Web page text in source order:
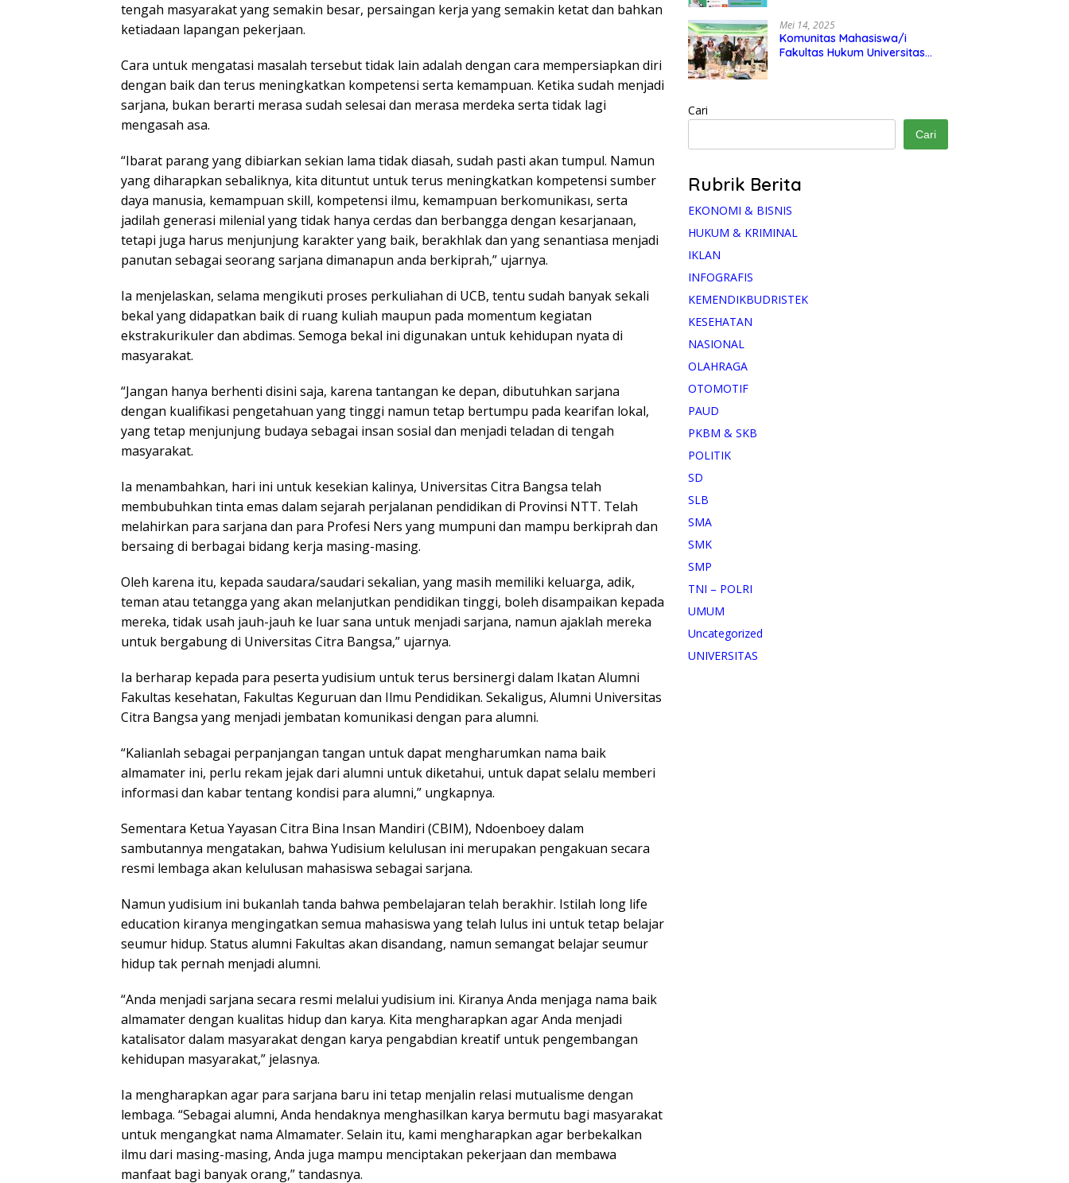
tengah masyarakat yang semakin besar, persaingan kerja yang semakin ketat dan bahkan
ketiadaan lapangan pekerjaan.
Cara untuk mengatasi masalah tersebut tidak lain adalah dengan cara mempersiapkan diri
dengan baik dan terus meningkatkan kompetensi serta kemampuan. Ketika sudah menjadi
sarjana, bukan berarti merasa sudah selesai dan merasa merdeka serta tidak lagi
mengasah asa.
“Ibarat parang yang dibiarkan sekian lama tidak diasah, sudah pasti akan tumpul. Namun
yang diharapkan sebaliknya, kita dituntut untuk terus meningkatkan kompetensi sumber
daya manusia, kemampuan skill, kompetensi ilmu, kemampuan berkomunikası, serta
jadilah generasi milenial yang tidak hanya cerdas dan berbangga dengan kesarjanaan,
tetapi juga harus menjunjung karakter yang baik, berakhlak dan yang senantiasa menjadi
panutan sebagai seorang sarjana dimanapun anda berkiprah,” ujarnya.
Ia menjelaskan, selama mengikuti proses perkuliahan di UCB, tentu sudah banyak sekali
bekal yang didapatkan baik di ruang kuliah maupun pada momentum kegiatan
ekstrakurikuler dan abdimas. Semoga bekal ini digunakan untuk kehidupan nyata di
masyarakat.
“Jangan hanya berhenti disini saja, karena tantangan ke depan, dibutuhkan sarjana
dengan kualifikasi pengetahuan yang tinggi namun tetap bertumpu pada kearifan lokal,
yang tetap menjunjung budaya sebagai insan sosial dan menjadi teladan di tengah
masyarakat.
Ia menambahkan, hari ini untuk kesekian kalinya, Universitas Citra Bangsa telah
membubuhkan tinta emas dalam sejarah perjalanan pendidikan di Provinsi NTT. Telah
melahirkan para sarjana dan para Profesi Ners yang mumpuni dan mampu berkiprah dan
bersaing di berbagai bidang kerja masing-masing.
Oleh karena itu, kepada saudara/saudari sekalian, yang masih memiliki keluarga, adik,
teman atau tetangga yang akan melanjutkan pendidikan tinggi, boleh disampaikan kepada
mereka, tidak usah jauh-jauh ke luar sana untuk menjadi sarjana, namun ajaklah mereka
untuk bergabung di Universitas Citra Bangsa,” ujarnya.
Ia berharap kepada para peserta yudisium untuk terus bersinergi dalam Ikatan Alumni
Fakultas kesehatan, Fakultas Keguruan dan Ilmu Pendidikan. Sekaligus, Alumni Universitas
Citra Bangsa yang menjadi jembatan komunikasi dengan para alumni.
“Kalianlah sebagai perpanjangan tangan untuk dapat mengharumkan nama baik
almamater ini, perlu rekam jejak dari alumni untuk diketahui, untuk dapat selalu memberi
informasi dan kabar tentang kondisi para alumni,” ungkapnya.
Sementara Ketua Yayasan Citra Bina Insan Mandiri (CBIM), Ndoenboey dalam
sambutannya mengatakan, bahwa Yudisium kelulusan ini merupakan pengakuan secara
resmi lembaga akan kelulusan mahasiswa sebagai sarjana.
Namun yudisium ini bukanlah tanda bahwa pembelajaran telah berakhir. Istilah long life
education kiranya mengingatkan semua mahasiswa yang telah lulus ini untuk tetap belajar
seumur hidup. Status alumni Fakultas akan disandang, namun semangat belajar seumur
hidup tak pernah menjadi alumni.
“Anda menjadi sarjana secara resmi melalui yudisium ini. Kiranya Anda menjaga nama baik
almamater dengan kualitas hidup dan karya. Kita mengharapkan agar Anda menjadi
katalisator dalam masyarakat dengan karya pengabdian kreatif untuk pengembangan
kehidupan masyarakat,” jelasnya.
Ia mengharapkan agar para sarjana baru ini tetap menjalin relasi mutualisme dengan
lembaga. “Sebagai alumni, Anda hendaknya menghasilkan karya bermutu bagi masyarakat
untuk mengangkat nama Almamater. Selain itu, kami mengharapkan agar berbekalkan
ilmu dari masing-masing, Anda juga mampu menciptakan pekerjaan dan membawa
manfaat bagi banyak orang,” tandasnya.
Mei 14, 2025
Komunitas Mahasiswa/i
Fakultas Hukum Universitas
Cari
Cari
Rubrik Berita
EKONOMI & BISNIS
HUKUM & KRIMINAL
IKLAN
INFOGRAFIS
KEMENDIKBUDRISTEK
KESEHATAN
NASIONAL
OLAHRAGA
OTOMOTIF
PAUD
PKBM & SKB
POLITIK
SD
SLB
SMA
SMK
SMP
TNI – POLRI
UMUM
Uncategorized
UNIVERSITAS